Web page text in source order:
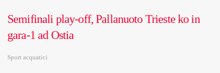
Semifinali play-off, Pallanuoto Trieste ko in
gara-1 ad Ostia
Sport acquatici